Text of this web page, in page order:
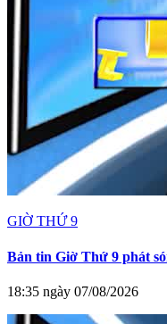
GIỜ THỨ 9
Bản tin Giờ Thứ 9 phát
18:35 ngày 07/08/2026